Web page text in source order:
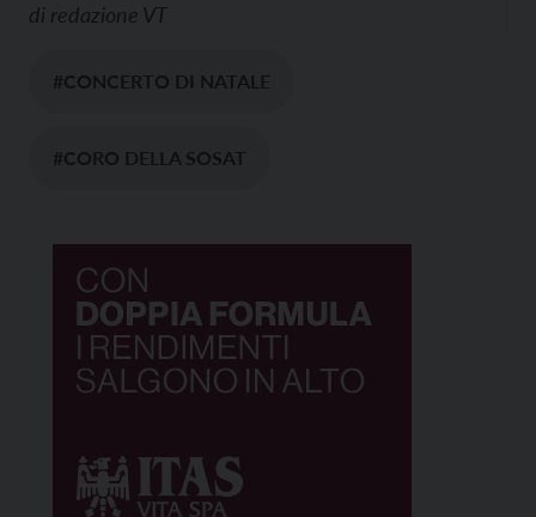
di redazione VT
#CONCERTO DI NATALE
#CORO DELLA SOSAT